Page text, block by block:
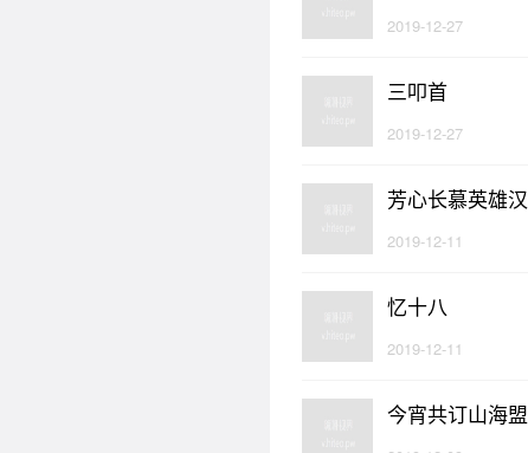
2019-12-27
三叩首
2019-12-27
芳心长慕英雄汉
2019-12-11
忆十八
2019-12-11
今宵共订山海盟